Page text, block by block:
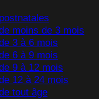
moins de 3 mois
3 à 6 mois
6 à 9 mois
9 à 12 mois
12 à 24 mois
tout âge